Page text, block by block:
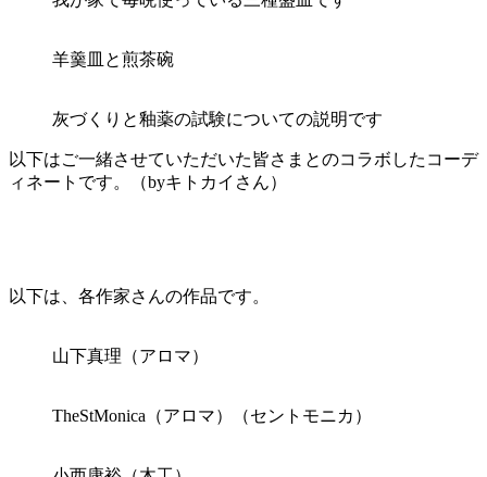
羊羹皿と煎茶碗
灰づくりと釉薬の試験についての説明です
以下はご一緒させていただいた皆さまとのコラボしたコーデ
ィネートです。（byキトカイさん）
以下は、各作家さんの作品です。
山下真理（アロマ）
TheStMonica（アロマ）（セントモニカ）